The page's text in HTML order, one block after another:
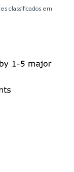
classificados em